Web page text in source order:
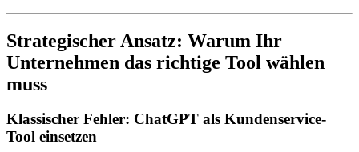
Strategischer Ansatz: Warum Ihr
Unternehmen das richtige Tool wählen
muss
Klassischer Fehler: ChatGPT als Kundenservice-
Tool einsetzen